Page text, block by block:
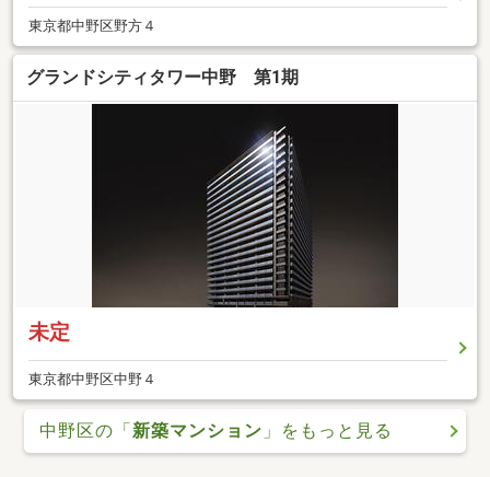
東京都中野区野方４
グランドシティタワー中野 第1期
未定
東京都中野区中野４
中野区の「新築マンション 」をもっと見る